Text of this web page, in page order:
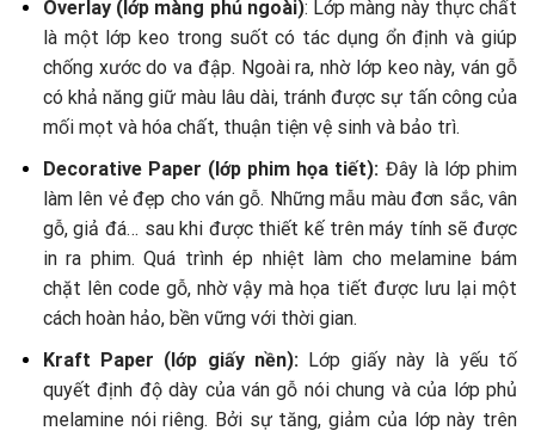
Overlay (lớp màng phủ ngoài): Lớp màng này thực chất
là một lớp keo trong suốt có tác dụng ổn định và giúp
chống xước do va đập. Ngoài ra, nhờ lớp keo này, ván gỗ
có khả năng giữ màu lâu dài, tránh được sự tấn công của
mối mọt và hóa chất, thuận tiện vệ sinh và bảo trì.
Decorative Paper (lớp phim họa tiết): Đây là lớp phim
làm lên vẻ đẹp cho ván gỗ. Những mẫu màu đơn sắc, vân
gỗ, giả đá… sau khi được thiết kế trên máy tính sẽ được
in ra phim. Quá trình ép nhiệt làm cho melamine bám
chặt lên code gỗ, nhờ vậy mà họa tiết được lưu lại một
cách hoàn hảo, bền vững với thời gian.
Kraft Paper (lớp giấy nền): Lớp giấy này là yếu tố
quyết định độ dày của ván gỗ nói chung và của lớp phủ
melamine nói riêng. Bởi sự tăng, giảm của lớp này trên